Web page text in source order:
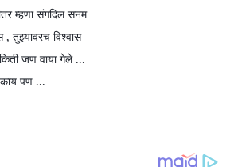
म्हणा संगदिल सनम
, तुझ्यावरच विश्वास
किती जण वाया गेले...
काय पण ...